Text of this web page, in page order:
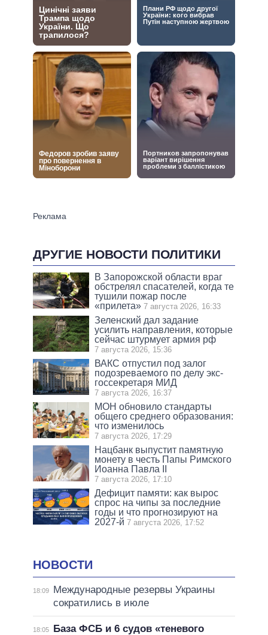
ДРУГИЕ НОВОСТИ ПОЛИТИКИ
В Запорожской области враг
обстрелял спасателей, когда те
тушили пожар после
«прилета» 7 августа 2026, 16:33
Зеленский дал задание
усилить направления, которые
сейчас штурмует армия рф
7 августа 2026, 15:36
ВАКС отпустил под залог
подозреваемого по делу экс-
госсекретаря МИД
7 августа 2026, 16:37
МОН обновило стандарты
общего среднего образования:
что изменилось
7 августа 2026, 17:29
Нацбанк выпустит памятную
монету в честь Папы Римского
Иоанна Павла II
7 августа 2026, 17:10
Дефицит памяти: как вырос
спрос на чипы за последние
годы и что прогнозируют на
2027-й 7 августа 2026, 17:52
НОВОСТИ
18:09
Международные резервы Украины
сократились в июле
18:05
База ФСБ и 6 судов «теневого